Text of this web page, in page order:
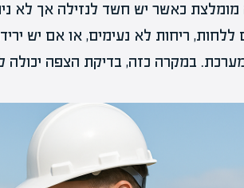
כאשר יש חשד לנזילה אך לא
ללחות, ריחות לא נעימים, או אם יש
במקרה כזה, בדיקת הצפה